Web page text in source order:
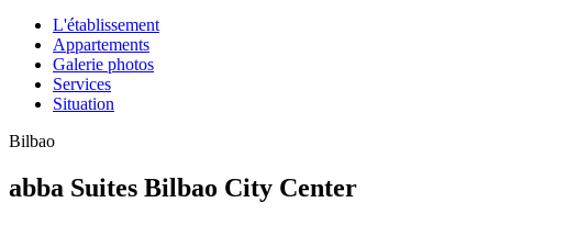
L'établissement
Appartements
Galerie photos
Services
Situation
Bilbao
abba Suites Bilbao City Center